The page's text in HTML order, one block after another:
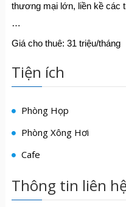
thương mại lớn, liền kề các
…
Giá cho thuê: 31 triệu/tháng
Tiện ích
Phòng Họp
Phòng Xông Hơi
Cafe
Thông tin liên